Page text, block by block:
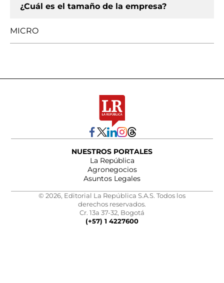
¿Cuál es el tamaño de la empresa?
MICRO
NUESTROS PORTALES
La República
Agronegocios
Asuntos Legales
© 2026, Editorial La República S.A.S. Todos los
derechos reservados.
Cr. 13a 37-32, Bogotá
(+57) 1 4227600